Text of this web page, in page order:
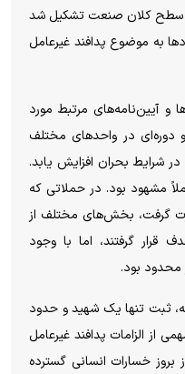
سطح کلان صنعت تشکیل شد
به موضوع پدافند غیرعامل
آیین‌نامه‌های مرتبط مورد
و دوره‌ای در واحد‌های مختلف
شرایط بحران افزایش یابد.
مشهود بود. در حملاتی که
گرفت، بخش‌های مختلف از
قرار گرفتند، اما با وجود
محدود بود.
ثبت تنها یک شهید و حدود
الزامات پدافند غیرعامل
خسارات انسانی گسترده